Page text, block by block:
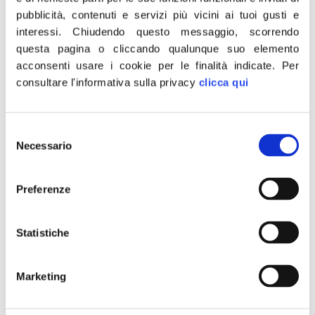
pubblicità, contenuti e servizi più vicini ai tuoi gusti e
interessi.Chiudendo questo messaggio, scorrendo
questa pagina o cliccando qualunque suo elemento
acconsenti usare i cookie per le finalità indicate. Per
consultare l'informativa sulla privacy clicca qui
delNecessario
Preferenze
Statistiche
Marketing
sociale è chiusura campi…
…E RISPETTO DELLA LEGGE. «Sono d’accordo con il
rappresentante legale dell’Associazione Nazione Rom,